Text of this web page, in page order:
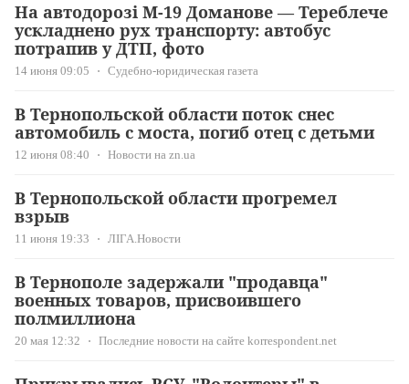
На автодорозі М-19 Доманове — Тереблече
ускладнено рух транспорту: автобус
потрапив у ДТП, фото
14 июня 09:05 Судебно-юридическая газета
В Тернопольской области поток снес
автомобиль с моста, погиб отец с детьми
12 июня 08:40 Новости на zn.ua
В Тернопольской области прогремел
взрыв
11 июня 19:33 ЛІГА.Новости
В Тернополе задержали "продавца"
военных товаров, присвоившего
полмиллиона
20 мая 12:32 Последние новости на сайте korrespondent.net